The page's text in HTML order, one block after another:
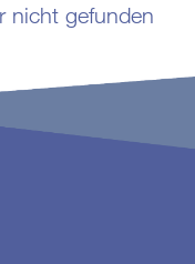
nicht gefunden